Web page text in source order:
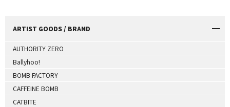
ARTIST GOODS / BRAND
AUTHORITY ZERO
Ballyhoo!
BOMB FACTORY
CAFFEINE BOMB
CATBITE